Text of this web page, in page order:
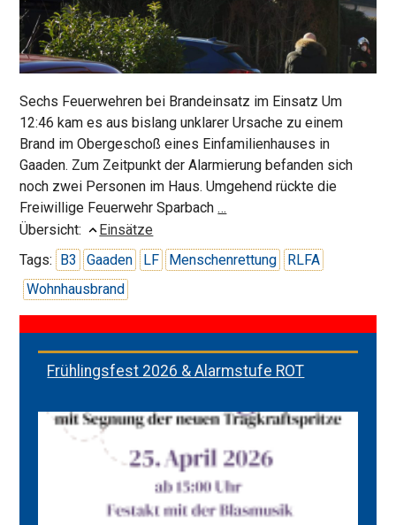
Sechs Feuerwehren bei Brandeinsatz im Einsatz Um
12:46 kam es aus bislang unklarer Ursache zu einem
Brand im Obergeschoß eines Einfamilienhauses in
Gaaden. Zum Zeitpunkt der Alarmierung befanden sich
noch zwei Personen im Haus. Umgehend rückte die
Freiwillige Feuerwehr Sparbach …
Gaaden
Übersicht:
Einsätze
Tags: B3 Gaaden LF Menschenrettung
RLFA
Wohnhausbrand
Frühlingsfest 2026 & Alarmstufe ROT